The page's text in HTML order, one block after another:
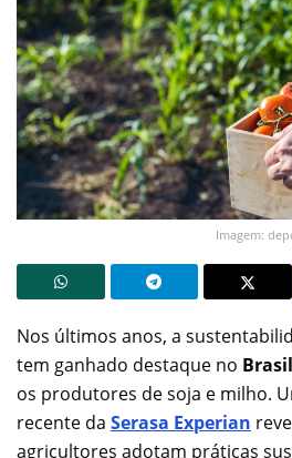
Imagem:
Nos últimos anos, a
tem ganhado destaque no Brasil
os produtores de soja e milho.
recente da Serasa Experian
agricultores adotam práticas